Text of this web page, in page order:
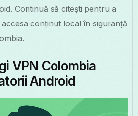
Continuă să citești pentru a
conținut local în siguranță
VPN Colombia
Android